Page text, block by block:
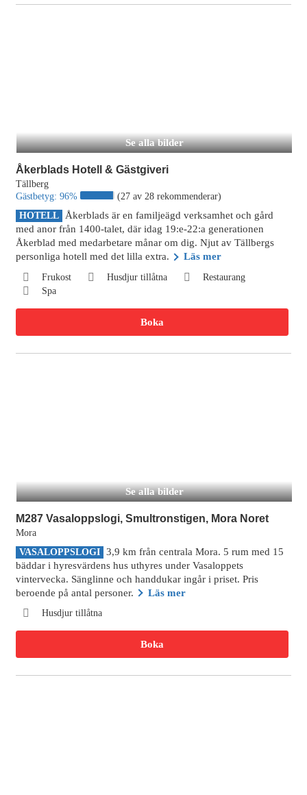
Åkerblads Hotell & Gästgiveri
Tällberg
Gästbetyg: 96%
(27 av 28 rekommenderar)
HOTELL Åkerblads är en familjeägd verksamhet och gård
med anor från 1400-talet, där idag 19:e-22:a generationen
Åkerblad med medarbetare månar om dig. Njut av Tällbergs
personliga hotell med det lilla extra.
Läs mer
Frukost Husdjur tillåtna
Restaurang
Spa
Boka
Se alla bilder
M287 Vasaloppslogi, Smultronstigen, Mora Noret
Mora
VASALOPPSLOGI 3,9 km från centrala Mora. 5 rum med 15
bäddar i hyresvärdens hus uthyres under Vasaloppets
vintervecka. Sänglinne och handdukar ingår i priset. Pris
beroende på antal personer.
Läs mer
Husdjur tillåtna
Boka
Se alla bilder